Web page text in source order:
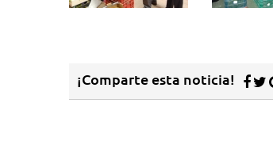
¡Comparte esta noticia!